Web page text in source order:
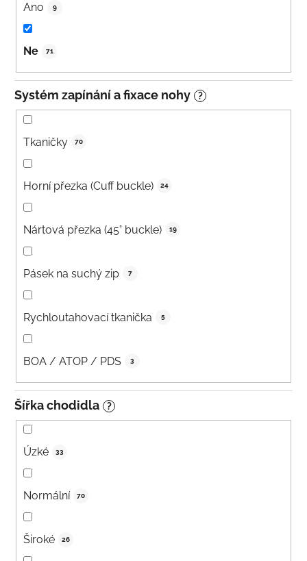
Ano 9
Ne 71
Systém zapínání a fixace nohy ?
Tkaničky 70
Horní přezka (Cuff buckle) 24
Nártová přezka (45° buckle) 19
Pásek na suchý zip 7
Rychloutahovací tkanička 5
BOA / ATOP / PDS 3
Šířka chodidla ?
Úzké 33
Normální 70
Široké 26